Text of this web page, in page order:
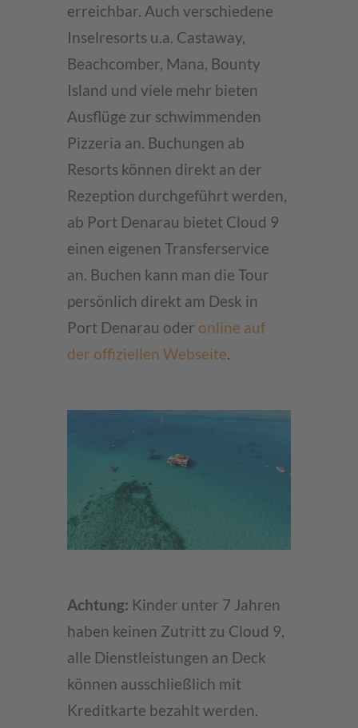
erreichbar. Auch verschiedene
Inselresorts u.a. Castaway,
Beachcomber, Mana, Bounty
Island und viele mehr bieten
Ausflüge zur schwimmenden
Pizzeria an. Buchungen ab
Resorts können direkt an der
Rezeption durchgeführt werden,
ab Port Denarau bietet Cloud 9
einen eigenen Transferservice
an. Buchen kann man die Tour
persönlich direkt am Desk in
Port Denarau oder online auf
der offiziellen Webseite.
Achtung: Kinder unter 7 Jahren
haben keinen Zutritt zu Cloud 9,
alle Dienstleistungen an Deck
können ausschließlich mit
Kreditkarte bezahlt werden.